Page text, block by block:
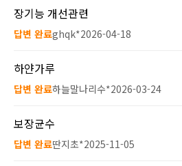
장기능 개선관련
답변 완료ghqk*2026-04-18
하얀가루
답변 완료하늘말나리수*2026-03-24
보장균수
답변 완료딴지초*2025-11-05